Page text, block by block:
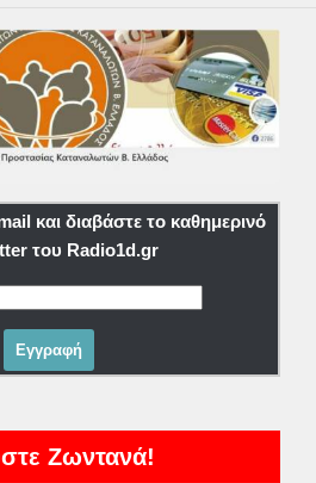
και διαβάστε το καθημερινό
του Radio1d.gr
Ζωντανά!